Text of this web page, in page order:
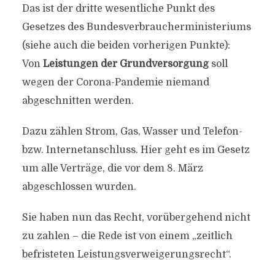
Das ist der dritte wesentliche Punkt des
Gesetzes des Bundesverbraucherministeriums
(siehe auch die beiden vorherigen Punkte):
Von Leistungen der Grundversorgungsoll
wegen der Corona-Pandemie niemand
abgeschnitten werden.
Dazu zählen Strom, Gas, Wasser und Telefon-
bzw. Internetanschluss. Hier geht es im Gesetz
um alle Verträge, die vor dem 8. März
abgeschlossen wurden.
Sie haben nun das Recht, vorübergehend nicht
zu zahlen – die Rede ist von einem „zeitlich
befristeten Leistungsverweigerungsrecht“.